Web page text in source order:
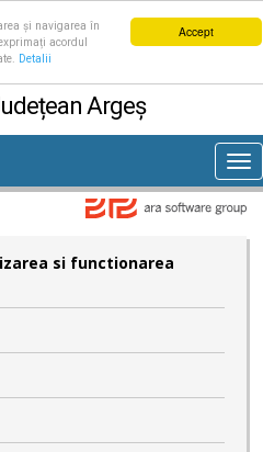
Accept
și navigarea în
acordul
Detalii
Argeș
si functionarea